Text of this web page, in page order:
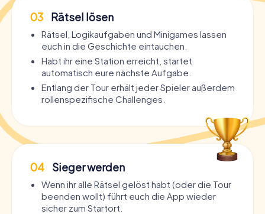
03 Rätsel lösen
Rätsel, Logikaufgaben und Minigames lassen
euch in die Geschichte eintauchen.
Habt ihr eine Station erreicht, startet
automatisch eure nächste Aufgabe.
Entlang der Tour erhält jeder Spieler außerdem
rollenspezifische Challenges.
04 Sieger werden
Wenn ihr alle Rätsel gelöst habt (oder die Tour
beenden wollt) führt euch die App wieder
sicher zum Startort.